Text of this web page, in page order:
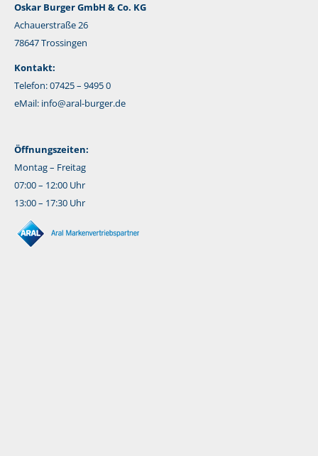
Oskar Burger GmbH & Co. KG
Achauerstraße 26
78647 Trossingen
Kontakt:
Telefon: 07425 – 9495 0
eMail: info@aral-burger.de
Öffnungszeiten:
Montag – Freitag
07:00 – 12:00 Uhr
13:00 – 17:30 Uhr